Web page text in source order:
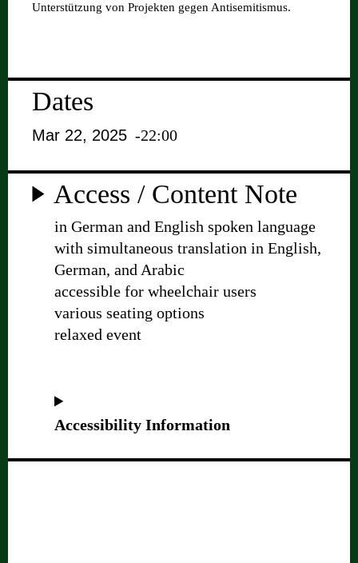
Unterstützung von Projekten gegen Antisemitismus.
Dates
Mar 22, 2025 -22:00
Access / Content Note
in German and English spoken language
with simultaneous translation in English,
German, and Arabic
accessible for wheelchair users
various seating options
relaxed event
Accessibility Information